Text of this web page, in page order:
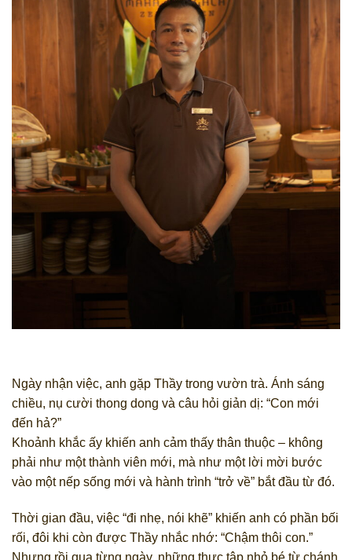
Ngày nhận việc, anh gặp Thầy trong vườn trà. Ánh sáng
chiều, nụ cười thong dong và câu hỏi giản dị: “Con mới
đến hả?”
Khoảnh khắc ấy khiến anh cảm thấy thân thuộc – không
phải như một thành viên mới, mà như một lời mời bước
vào một nếp sống mới và hành trình “trở về” bắt đầu từ đó.
Thời gian đầu, việc “đi nhẹ, nói khẽ” khiến anh có phần bối
rối, đôi khi còn được Thầy nhắc nhớ: “Chậm thôi con.”
Nhưng rồi qua từng ngày, những thực tập nhỏ bé từ chánh